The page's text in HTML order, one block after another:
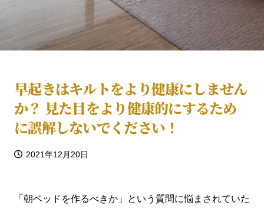
早起きはキルトをより健康にしません
か？ 見た目をより健康的にするため
に誤解しないでください！
2021年12月20日
「朝ベッドを作るべきか」という質問に悩まされていた